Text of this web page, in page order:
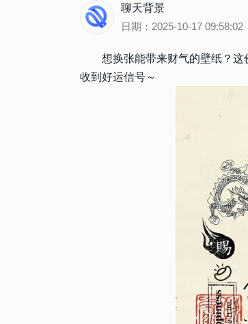
聊天背景
日期：2025-10-17 09:58:02
想换张能带来财气的壁纸？
收到好运信号～